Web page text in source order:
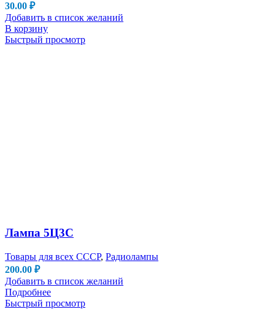
30.00 ₽
Добавить в список желаний
В корзину
Быстрый просмотр
Лампа 5Ц3С
Товары для всех СССР, Радиолампы
200.00 ₽
Добавить в список желаний
Подробнее
Быстрый просмотр